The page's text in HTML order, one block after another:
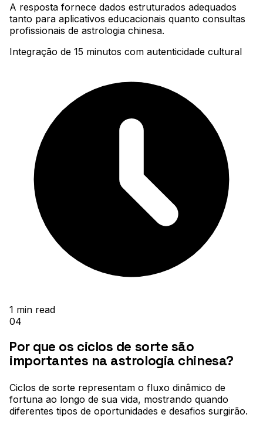
A resposta fornece dados estruturados adequados
tanto para aplicativos educacionais quanto consultas
profissionais de astrologia chinesa.
Integração de 15 minutos com autenticidade cultural
1 min read
04
Por que os ciclos de sorte são
importantes na astrologia chinesa?
Ciclos de sorte representam o fluxo dinâmico de
fortuna ao longo de sua vida, mostrando quando
diferentes tipos de oportunidades e desafios surgirão.